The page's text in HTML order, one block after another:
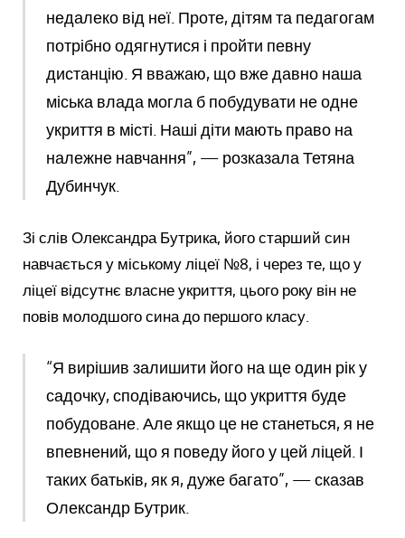
недалеко від неї. Проте, дітям та педагогам
потрібно одягнутися і пройти певну
дистанцію. Я вважаю, що вже давно наша
міська влада могла б побудувати не одне
укриття в місті. Наші діти мають право на
належне навчання”, — розказала Тетяна
Дубинчук.
Зі слів Олександра Бутрика, його старший син
навчається у міському ліцеї №8, і через те, що у
ліцеї відсутнє власне укриття, цього року він не
повів молодшого сина до першого класу.
“Я вирішив залишити його на ще один рік у
садочку, сподіваючись, що укриття буде
побудоване. Але якщо це не станеться, я не
впевнений, що я поведу його у цей ліцей. І
таких батьків, як я, дуже багато”, — сказав
Олександр Бутрик.